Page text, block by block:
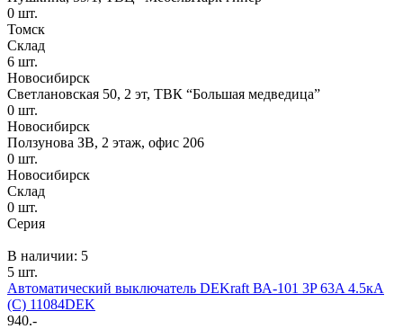
0 шт.
Томск
Склад
6 шт.
Новосибирск
Светлановская 50, 2 эт, ТВК “Большая медведица”
0 шт.
Новосибирск
Ползунова ЗВ, 2 этаж, офис 206
0 шт.
Новосибирск
Склад
0 шт.
Серия
В наличии: 5
5 шт.
Автоматический выключатель DEKraft ВА-101 3P 63A 4.5кА
(C) 11084DEK
940.-